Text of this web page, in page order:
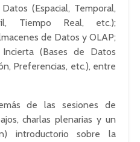
(Espacial, Temporal,
Tiempo Real, etc.);
de Datos y OLAP;
(Bases de Datos
Preferencias, etc.), entre
de las sesiones de
charlas plenarias y un
introductorio sobre la